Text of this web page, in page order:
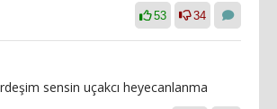
53 34
sensin uçakcı heyecanlanma